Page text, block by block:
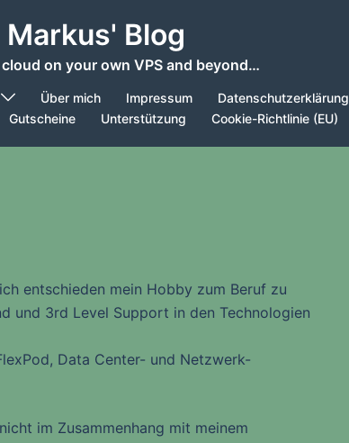
Markus' Blog
on your own VPS and beyond…
Über mich Impressum Datenschutzerklärung
Gutscheine Unterstützung Cookie-Richtlinie (EU)
entschieden mein Hobby zum Beruf zu
und 3rd Level Support in den Technologien
Data Center- und Netzwerk-
im Zusammenhang mit meinem